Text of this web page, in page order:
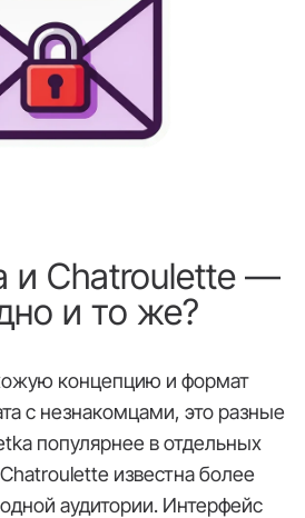
и Chatroulette —
и то же?
концепцию и формат
с незнакомцами, это разные
популярнее в отдельных
известна более
аудитории. Интерфейс